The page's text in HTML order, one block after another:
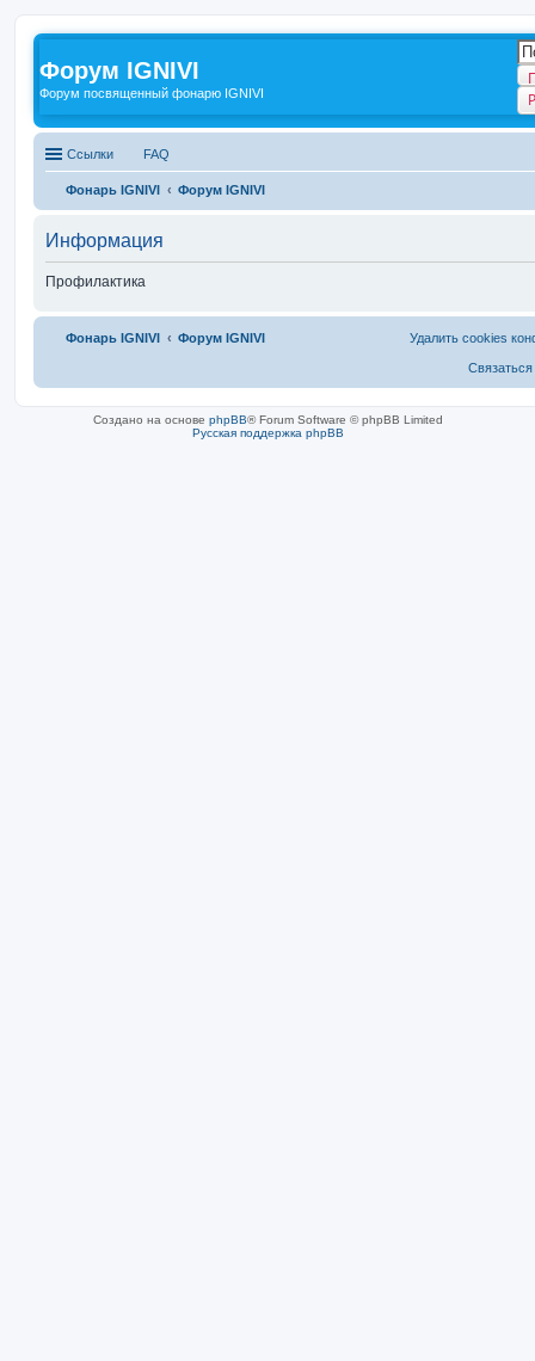
Форум IGNIVI
Форум посвященный фонарю IGNIVI
Ссылки FAQ
Фонарь IGNIVI Форум IGNIVI
Информация
Профилактика
Фонарь IGNIVI Форум IGNIVI Удалить cookies
Создано на основе phpBB® Forum Software © phpBB Limited
Русская поддержка phpBB